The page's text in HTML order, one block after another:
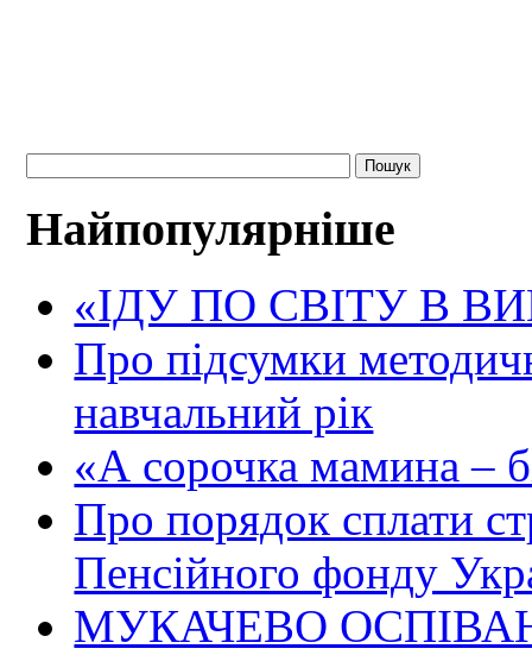
Найпопулярніше
«ІДУ ПО СВІТУ В
Про підсумки
навчальний рік
«А сорочка мамина –
Про порядок сплати
Пенсійного фонду
МУКАЧЕВО